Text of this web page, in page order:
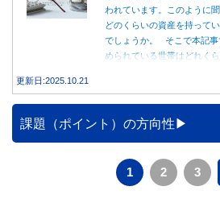
われています。このように
どのくらいの資産を持って
でしょうか。 そこで本記事
められている世帯はどれく
更新日:2025.10.21
課題（ポイント）の方向性
1 2 3